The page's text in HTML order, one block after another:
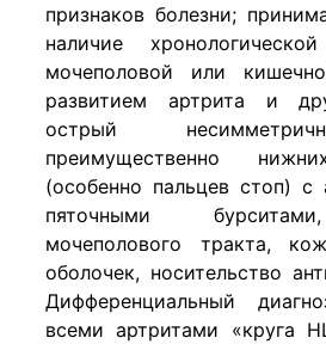
признаков болезни;
наличие
мочеполовой или
развитием артрита и
острый
преимущественно
(особенно пальцев стоп) с
пяточными
мочеполового тракта,
оболочек, носительство
Дифференциальный
всеми артритами «круга